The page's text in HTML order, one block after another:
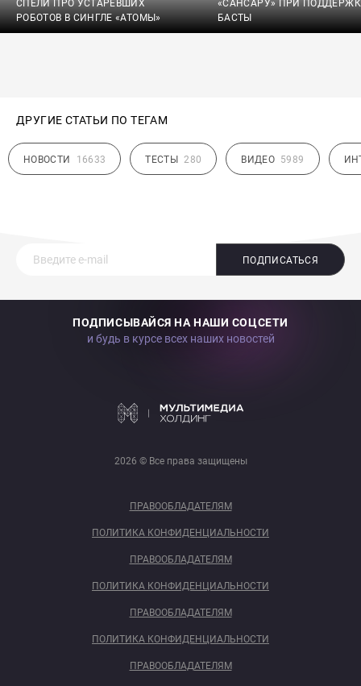
СПЕЛИ ПРО УСТАРЕВШИХ
РОБОТОВ В СИНГЛЕ «АТОМЫ»
«САНСАРУ» ПРИ
БАСТЫ
ДРУГИЕ СТАТЬИ ПО ТЕГАМ
НОВОСТИ 16633 ТЕСТЫ 280 ВИДЕО 5989
ПОДПИСАТЬСЯ
ПОДПИСЫВАЙСЯ НА НАШИ СОЦСЕТИ
и будь в курсе всех наших новостей
2026 © Все права защищены
ПРАВООБЛАДАТЕЛЯМ
ПОЛИТИКА КОНФИДЕНЦИАЛЬНОСТИ
ПРАВООБЛАДАТЕЛЯМ
ПОЛИТИКА КОНФИДЕНЦИАЛЬНОСТИ
ПРАВООБЛАДАТЕЛЯМ
ПОЛИТИКА КОНФИДЕНЦИАЛЬНОСТИ
ПРАВООБЛАДАТЕЛЯМ